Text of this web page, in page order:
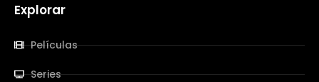
Explorar
Películas
Series